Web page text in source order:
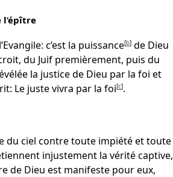
l’épître
c’est la puissance[b] de Dieu
du Juif premièrement, puis du
la justice de Dieu par la foi et
Le juste vivra par la foi[c].
du ciel contre toute impiété et toute
injustement la vérité captive,
de Dieu est manifeste pour eux,